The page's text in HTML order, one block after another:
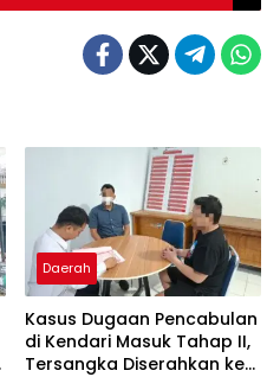
Daerah
Kasus Dugaan Pencabulan
di Kendari Masuk Tahap II,
Tersangka Diserahkan ke